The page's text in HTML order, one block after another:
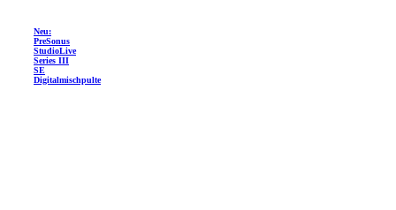
Neu:
PreSonus
StudioLive
Series III
SE
Digitalmischpulte